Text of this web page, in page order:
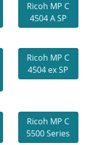
Ricoh MP C
4504 A SP
Ricoh MP C
4504 ex SP
Ricoh MP C
5500 Series